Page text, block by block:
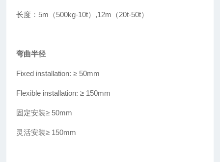
长度：5m（500kg-10t） ,12m（20t-50t）
弯曲半径
Fixed installation: ≥ 50mm
Flexible installation: ≥ 150mm
固定安装≥ 50mm
灵活安装≥ 150mm